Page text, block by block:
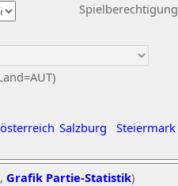
Spielberechtigung
Salzburg Steiermark
, Grafik Partie-Statistik)